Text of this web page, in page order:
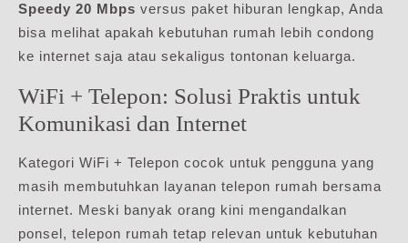
Speedy 20 Mbps versus paket hiburan lengkap, Anda
bisa melihat apakah kebutuhan rumah lebih condong
ke internet saja atau sekaligus tontonan keluarga.
WiFi + Telepon: Solusi Praktis untuk
Komunikasi dan Internet
Kategori WiFi + Telepon cocok untuk pengguna yang
masih membutuhkan layanan telepon rumah bersama
internet. Meski banyak orang kini mengandalkan
ponsel, telepon rumah tetap relevan untuk kebutuhan